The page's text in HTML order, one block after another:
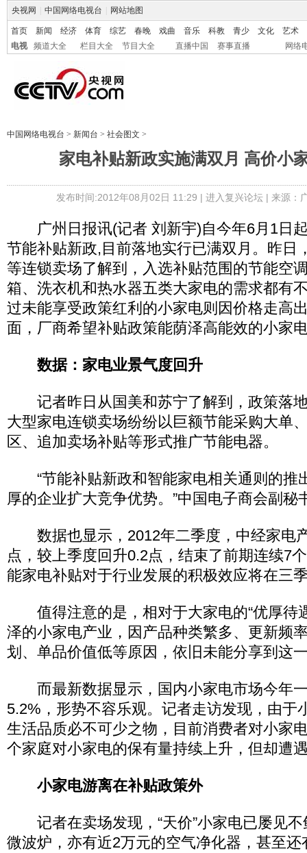
央视网 中国网络电视台 网站地图
首页 新闻 经济 体育 综艺 春晚 戏曲 音乐 科教 青少 文化
艺术
电视
频道大全 栏目大全 节目大全 直播中国 赛事直播 网络
中国网络电视台 > 新闻台 > 社会图文 >
家电补贴新政实施满双月 高价小
发布时间:2012年08月02日 11:29 | 进入复兴论坛| 来源：
广州日报讯(记者 刘新宇)自今年6月1日
节能补贴新政,目前落地实行已满双月。昨日
等连锁卖场了解到，入选补贴范围的节能空
箱、洗衣机和热水器五类大家电的需求都有
过未能享受政策红利的小家电则因价格走高
面，厂商希望补贴政策能荫泽高能效的小家
数据：家电业景气度回升
记者昨日从国美和苏宁了解到，政策落
大型家电连锁卖场纷纷以巨额节能采购大单
区、追加卖场补贴等形式推广节能电器。
“节能补贴新政和智能家电相关通则的推
厚的企业扩大竞争优势。”中国电子商会副秘
数据也显示，2012年二季度，中经家电
点，较上季度回升0.2点，结束了前期连续7
能家电补贴对于行业发展的积极效应将在三
值得注意的是，相对于大家电的“优厚待
泽的小家电产业，因产品种类繁多、更新频
划、单品价值低等原因，依旧未能分享到这
而最新数据显示，国内小家电市场今年
5.2%，形势不容乐观。记者走访发现，由于
生活品质必不可少之物，目前消费者对小家
个家庭对小家电的保有量持续上升，但却遭
小家电游离在补贴政策外
记者在卖场发现，“天价”小家电已屡见不
微波炉，亦有近2万元的空气净化器，甚至还